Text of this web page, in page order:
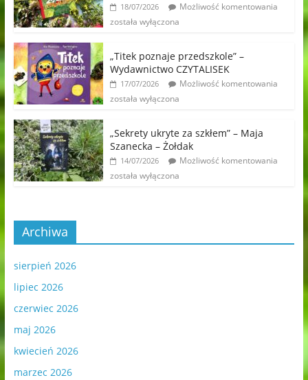
18/07/2026
Możliwość komentowania
została wyłączona
„Titek poznaje przedszkole” –
Wydawnictwo CZYTALISEK
17/07/2026
Możliwość komentowania
została wyłączona
„Sekrety ukryte za szkłem” – Maja
Szanecka – Żołdak
14/07/2026
Możliwość komentowania
została wyłączona
Archiwa
sierpień 2026
lipiec 2026
czerwiec 2026
maj 2026
kwiecień 2026
marzec 2026